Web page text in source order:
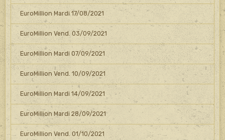
EuroMillion Mardi 17/08/2021
EuroMillion Vend. 03/09/2021
EuroMillion Mardi 07/09/2021
EuroMillion Vend. 10/09/2021
EuroMillion Mardi 14/09/2021
EuroMillion Mardi 28/09/2021
EuroMillion Vend. 01/10/2021